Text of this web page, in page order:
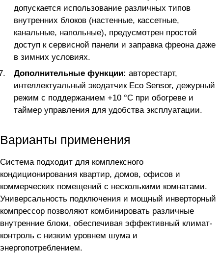
допускается использование различных типов
внутренних блоков (настенные, кассетные,
канальные, напольные), предусмотрен простой
доступ к сервисной панели и заправка фреона даже
в зимних условиях.
Дополнительные функции: авторестарт,
интеллектуальный экодатчик Eco Sensor, дежурный
режим с поддержанием +10 °C при обогреве и
таймер управления для удобства эксплуатации.
Варианты применения
Система подходит для комплексного
кондиционирования квартир, домов, офисов и
коммерческих помещений с несколькими комнатами.
Универсальность подключения и мощный инверторный
компрессор позволяют комбинировать различные
внутренние блоки, обеспечивая эффективный климат-
контроль с низким уровнем шума и
энергопотреблением.